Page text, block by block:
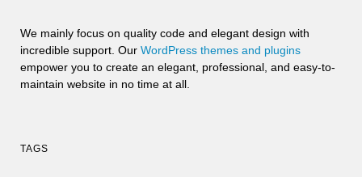
We mainly focus on quality code and elegant design with
incredible support. Our WordPress themes and plugins
empower you to create an elegant, professional, and easy-to-
maintain website in no time at all.
TAGS